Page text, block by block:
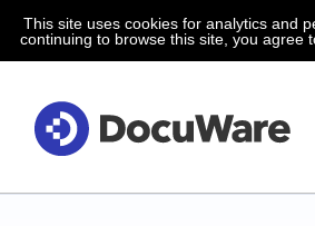
Zum
Inhalt
This site uses cookies for analytics and
continuing to browse this site, you agree